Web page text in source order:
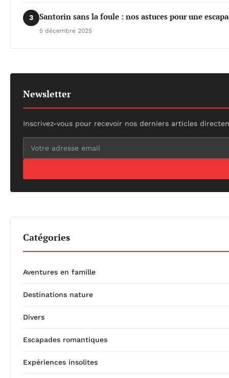
3 Santorin sans la foule : nos astuces pour une
5 décembre 2025
Newsletter
Inscrivez-vous pour recevoir nos derniers articles
Catégories
Aventures en famille
Destinations nature
Divers
Escapades romantiques
Expériences insolites